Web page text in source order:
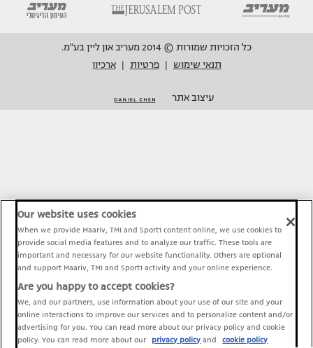
כל הזכויות שמורות © 2014 מעריב און ליין בע"מ.
תנאי שימוש
פרטיות ארכיון
עיצוב אתר
Our website uses cookies
When we provide Maariv, TMI and Sport1 content online, we use cookies to
provide social media features and to analyze our traffic. These tools are
important and necessary for our website functionality. Others are optional
and support Maariv, TMI and Sport1 activity and your online experience.
Are you happy to accept cookies?
We, and our partners, use information about your use of our site and your
online interactions to improve our services and to personalize content and/or
advertising for you. You can read more about our privacy policy and cookie
policy. You can read more about our
privacy policy and cookie policy